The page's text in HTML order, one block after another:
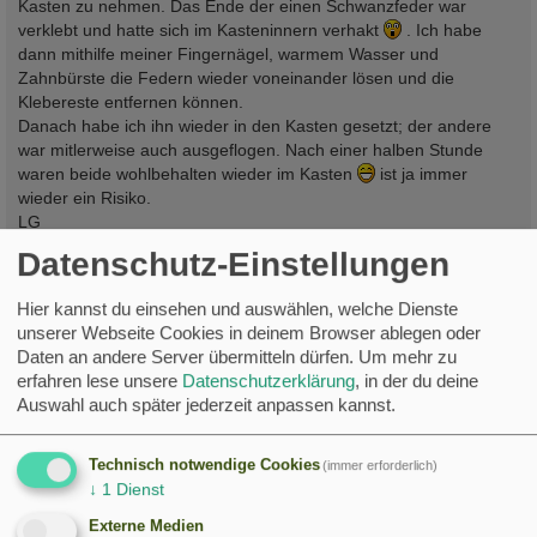
Kasten zu nehmen. Das Ende der einen Schwanzfeder war
verklebt und hatte sich im Kasteninnern verhakt
. Ich habe
dann mithilfe meiner Fingernägel, warmem Wasser und
Zahnbürste die Federn wieder voneinander lösen und die
Klebereste entfernen können.
Danach habe ich ihn wieder in den Kasten gesetzt; der andere
war mitlerweise auch ausgeflogen. Nach einer halben Stunde
waren beide wohlbehalten wieder im Kasten
ist ja immer
wieder ein Risiko.
LG
Nistk.: 39 (alle mit
)
Brutpaare:30
68
60
Adoptivküken:11
VP:
Handaufzucht
total Ausflug der JV seit 2013:Adoptivk. seit 2020:
Jan_LDK
Datenschutz-Einstellungen
Hier kannst du einsehen und auswählen, welche Dienste
unserer Webseite Cookies in deinem Browser ablegen oder
Daten an andere Server übermitteln dürfen. Um mehr zu
erfahren lese unsere Datenschutzerklärung, in der du deine
Auswahl auch später jederzeit anpassen kannst.
Technisch notwendige Cookies(immer erforderlich)
↓ 1 Dienst
Externe Medien